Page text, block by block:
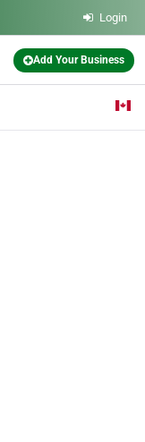
Login
Add Your Business